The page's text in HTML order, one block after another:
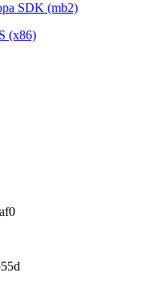
SDK (mb2)
(x86)